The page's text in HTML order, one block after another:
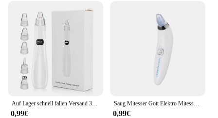
yet effective. Its lightweight and portable design
make it a convenient addition to your daily routine,
ensuring that you can maintain your skin's health
and beauty wherever you are. With its high-quality
materials and robust performance, this gesicht
maschine set is not only a valuable addition to your
beauty arsenal but also a testament to the
commitment to excellence in skin care.
0,99€
Saug Mitesser Gott Elektro Mitesser Instrument gehen Mitesser Gesicht Pore Reinigung Schönheits instrument
0,99€